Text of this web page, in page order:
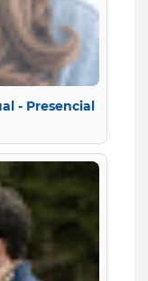
- Presencial